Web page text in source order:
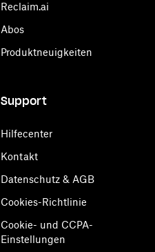
Reclaim.ai
Abos
Produktneuigkeiten
Support
Hilfecenter
Kontakt
Datenschutz & AGB
Cookies-Richtlinie
Cookie- und CCPA-
Einstellungen